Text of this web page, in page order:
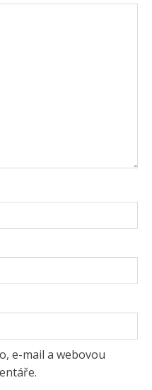
e-mail a webovou